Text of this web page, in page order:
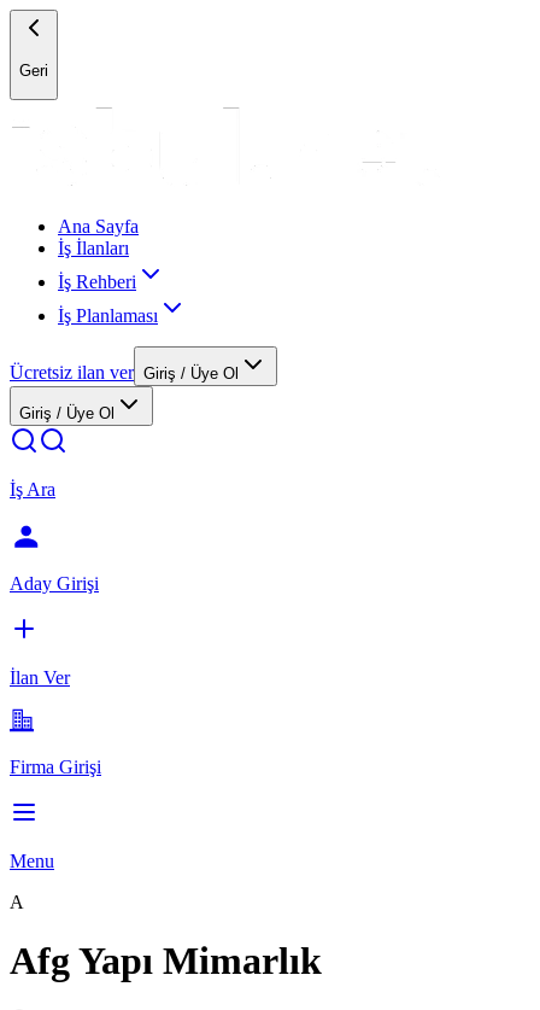
Geri
Ana Sayfa
İş İlanları
İş Rehberi
İş Planlaması
Ücretsiz ilan ver Giriş / Üye Ol
Giriş / Üye Ol
İş Ara
Aday Girişi
İlan Ver
Firma Girişi
Menu
A
Afg Yapı Mimarlık